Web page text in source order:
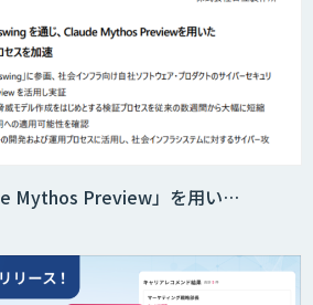
価格調査ツールSmapra
Agentsense
Mythos Preview」を用い…